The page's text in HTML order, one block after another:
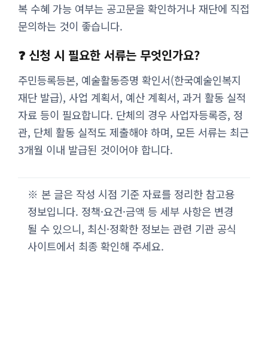
복 수혜 가능 여부는 공고문을 확인하거나 재단에 직접
문의하는 것이 좋습니다.
❓ 신청 시 필요한 서류는 무엇인가요?
주민등록등본, 예술활동증명 확인서(한국예술인복지
재단 발급), 사업 계획서, 예산 계획서, 과거 활동 실적
자료 등이 필요합니다. 단체의 경우 사업자등록증, 정
관, 단체 활동 실적도 제출해야 하며, 모든 서류는 최근
3개월 이내 발급된 것이어야 합니다.
※ 본 글은 작성 시점 기준 자료를 정리한 참고용
정보입니다. 정책·요건·금액 등 세부 사항은 변경
될 수 있으니, 최신·정확한 정보는 관련 기관 공식
사이트에서 최종 확인해 주세요.